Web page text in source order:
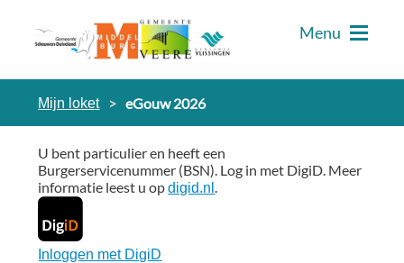
Menu
Mijn loket eGouw 2026
U bent particulier en heeft een
Burgerservicenummer (BSN). Log in met DigiD. Meer
informatie leest u opdigid.nl.
Inloggen met DigiD